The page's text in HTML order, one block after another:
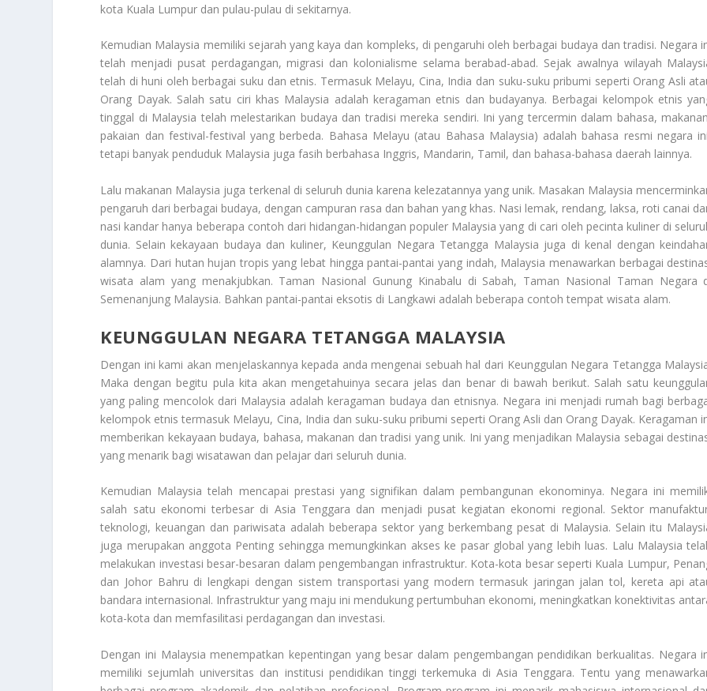
kota Kuala Lumpur dan pulau-pulau di sekitarnya.
Kemudian Malaysia memiliki sejarah yang kaya dan kompleks, di pengaruhi oleh berbagai budaya dan tradisi. Negara
telah menjadi pusat perdagangan, migrasi dan kolonialisme selama berabad-abad. Sejak awalnya wilayah
telah di huni oleh berbagai suku dan etnis. Termasuk Melayu, Cina, India dan suku-suku pribumi seperti Orang Asli
Orang Dayak. Salah satu ciri khas Malaysia adalah keragaman etnis dan budayanya. Berbagai kelompok etnis
tinggal di Malaysia telah melestarikan budaya dan tradisi mereka sendiri. Ini yang tercermin dalam bahasa,
pakaian dan festival-festival yang berbeda. Bahasa Melayu (atau Bahasa Malaysia) adalah bahasa resmi negara
tetapi banyak penduduk Malaysia juga fasih berbahasa Inggris, Mandarin, Tamil, dan bahasa-bahasa daerah lainnya.
Lalu makanan Malaysia juga terkenal di seluruh dunia karena kelezatannya yang unik. Masakan Malaysia
pengaruh dari berbagai budaya, dengan campuran rasa dan bahan yang khas. Nasi lemak, rendang, laksa, roti canai
nasi kandar hanya beberapa contoh dari hidangan-hidangan populer Malaysia yang di cari oleh pecinta kuliner di
dunia. Selain kekayaan budaya dan kuliner, Keunggulan Negara Tetangga Malaysia juga di kenal dengan
alamnya. Dari hutan hujan tropis yang lebat hingga pantai-pantai yang indah, Malaysia menawarkan berbagai
wisata alam yang menakjubkan. Taman Nasional Gunung Kinabalu di Sabah, Taman Nasional Taman Negara
Semenanjung Malaysia. Bahkan pantai-pantai eksotis di Langkawi adalah beberapa contoh tempat wisata alam.
KEUNGGULAN NEGARA TETANGGA MALAYSIA
Dengan ini kami akan menjelaskannya kepada anda mengenai sebuah hal dari Keunggulan Negara Tetangga
Maka dengan begitu pula kita akan mengetahuinya secara jelas dan benar di bawah berikut. Salah satu
yang paling mencolok dari Malaysia adalah keragaman budaya dan etnisnya. Negara ini menjadi rumah bagi
kelompok etnis termasuk Melayu, Cina, India dan suku-suku pribumi seperti Orang Asli dan Orang Dayak. Keragaman
memberikan kekayaan budaya, bahasa, makanan dan tradisi yang unik. Ini yang menjadikan Malaysia sebagai
yang menarik bagi wisatawan dan pelajar dari seluruh dunia.
Kemudian Malaysia telah mencapai prestasi yang signifikan dalam pembangunan ekonominya. Negara ini
salah satu ekonomi terbesar di Asia Tenggara dan menjadi pusat kegiatan ekonomi regional. Sektor
teknologi, keuangan dan pariwisata adalah beberapa sektor yang berkembang pesat di Malaysia. Selain itu
juga merupakan anggota Penting sehingga memungkinkan akses ke pasar global yang lebih luas. Lalu Malaysia
melakukan investasi besar-besaran dalam pengembangan infrastruktur. Kota-kota besar seperti Kuala Lumpur,
dan Johor Bahru di lengkapi dengan sistem transportasi yang modern termasuk jaringan jalan tol, kereta api
bandara internasional. Infrastruktur yang maju ini mendukung pertumbuhan ekonomi, meningkatkan konektivitas
kota-kota dan memfasilitasi perdagangan dan investasi.
Dengan ini Malaysia menempatkan kepentingan yang besar dalam pengembangan pendidikan berkualitas. Negara
memiliki sejumlah universitas dan institusi pendidikan tinggi terkemuka di Asia Tenggara. Tentu yang